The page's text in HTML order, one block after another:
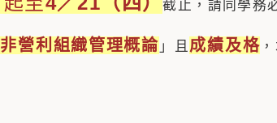
截止，請同學務
非營利組織管理概論 」且成績及格